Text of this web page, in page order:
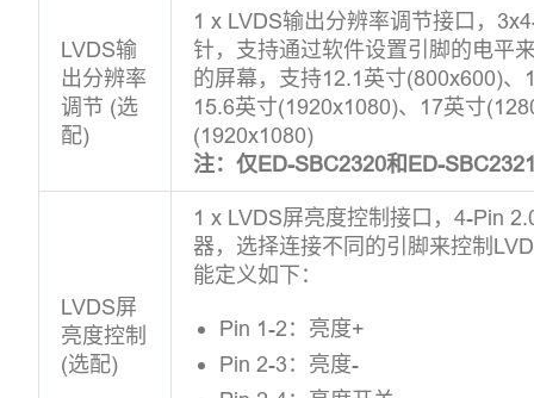
LVDS输
出分辨率
调节 (选
配)
1 x LVDS输出分辨率调节接口，
针，支持通过软件设置引脚的电平
的屏幕，支持12.1英寸(800x600)、
15.6英寸(1920x1080)、17英寸
(1920x1080)
注：仅ED-SBC2320和ED-
LVDS屏
亮度控制
(选配)
1 x LVDS屏亮度控制接口，4-Pin
器，选择连接不同的引脚来控制
能定义如下：
Pin 1-2：亮度+
Pin 2-3：亮度-